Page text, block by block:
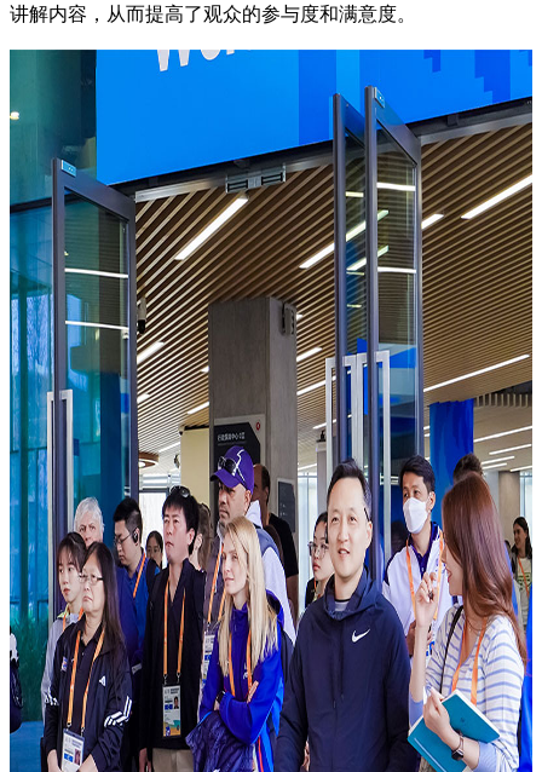
讲解内容，从而提高了观众的参与度和满意度。